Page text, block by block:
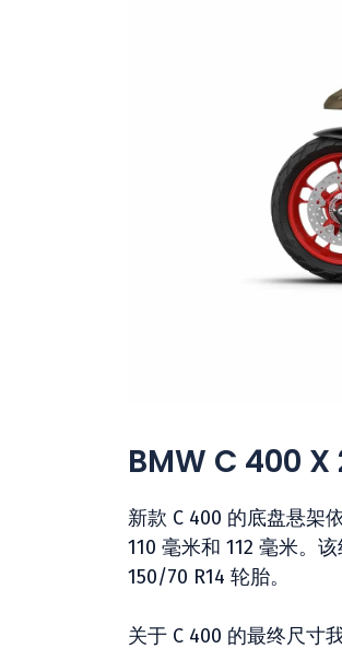
BMW C 400 X
新款 C 400 的底盘悬架
110 毫米和 112 毫米。
150/70 R14 轮胎。
关于 C 400 的最终尺寸